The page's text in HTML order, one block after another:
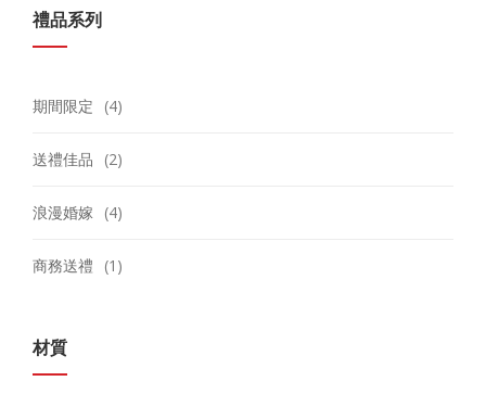
禮品系列
期間限定 (4)
送禮佳品 (2)
浪漫婚嫁 (4)
商務送禮 (1)
材質